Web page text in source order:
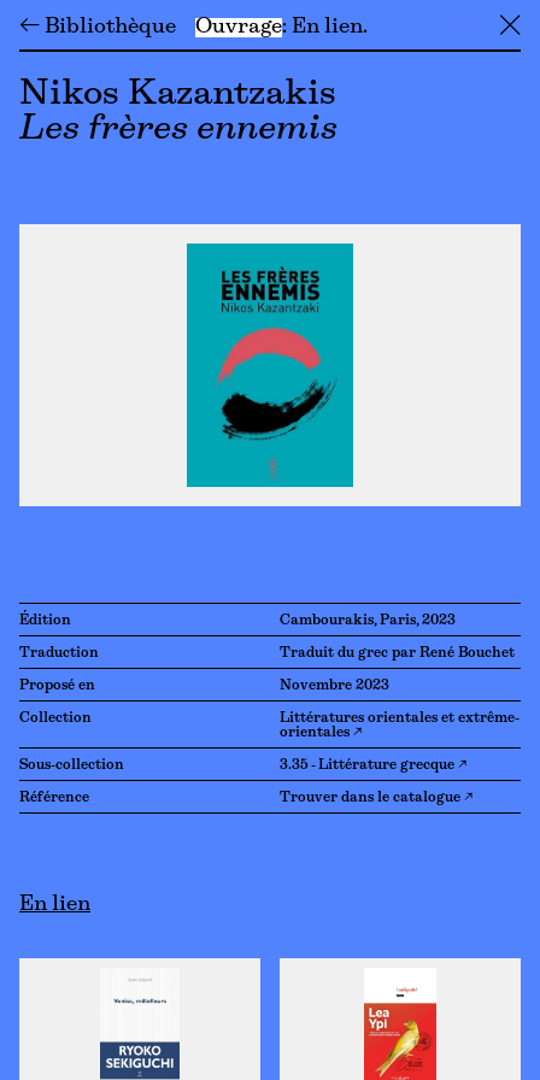
← Bibliothèque Ouvrage En lien ╳
Nikos Kazantzakis
Les frères ennemis
Édition Cambourakis, Paris, 2023
Traduction Traduit du grec par René Bouchet
Proposé en Novembre 2023
Collection
Littératures orientales et extrême-
orientales ↗
Sous-collection 3.35 - Littérature grecque ↗
Référence Trouver dans le catalogue ↗
En lien